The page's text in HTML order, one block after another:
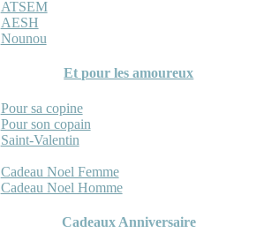
ATSEM
AESH
Nounou
Et pour les amoureux
Pour sa copine
Pour son copain
Saint-Valentin
Cadeau Noel Femme
Cadeau Noel Homme
Cadeaux Anniversaire